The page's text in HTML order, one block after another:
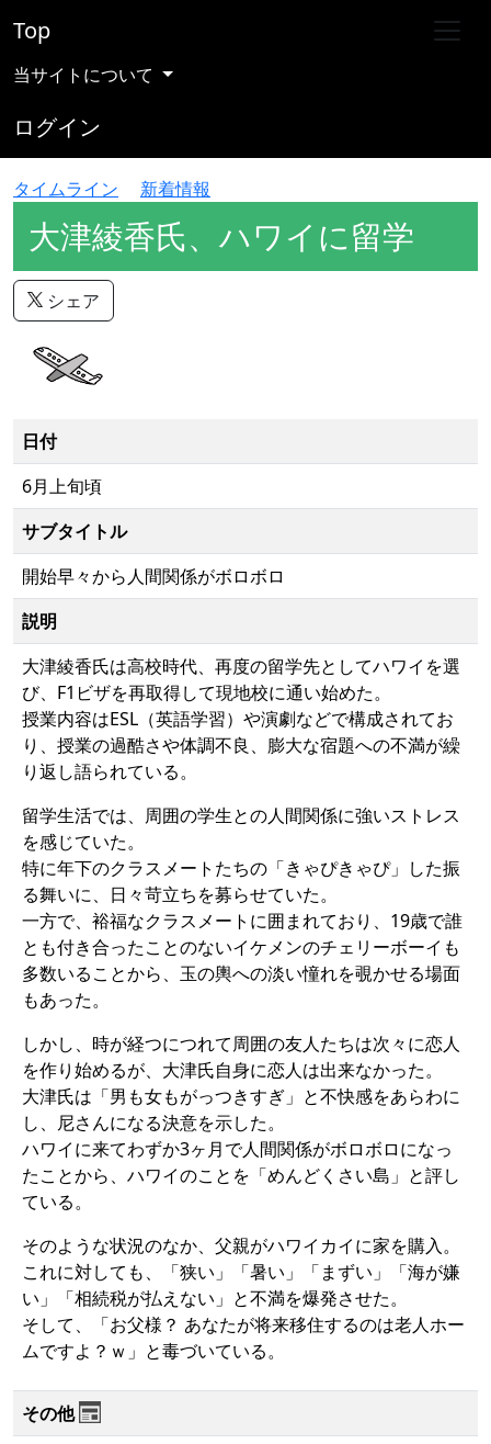
Top
当サイトについて
ログイン
タイムライン 新着情報
大津綾香氏、ハワイに留学
シェア
日付
6月上旬頃
サブタイトル
開始早々から人間関係がボロボロ
説明
大津綾香氏は高校時代、再度の留学先としてハワイを選
び、F1ビザを再取得して現地校に通い始めた。
授業内容はESL（英語学習）や演劇などで構成されてお
り、授業の過酷さや体調不良、膨大な宿題への不満が繰
り返し語られている。
留学生活では、周囲の学生との人間関係に強いストレス
を感じていた。
特に年下のクラスメートたちの「きゃぴきゃぴ」した振
る舞いに、日々苛立ちを募らせていた。
一方で、裕福なクラスメートに囲まれており、19歳で誰
とも付き合ったことのないイケメンのチェリーボーイも
多数いることから、玉の輿への淡い憧れを覗かせる場面
もあった。
しかし、時が経つにつれて周囲の友人たちは次々に恋人
を作り始めるが、大津氏自身に恋人は出来なかった。
大津氏は「男も女もがっつきすぎ」と不快感をあらわに
し、尼さんになる決意を示した。
ハワイに来てわずか3ヶ月で人間関係がボロボロになっ
たことから、ハワイのことを「めんどくさい島」と評し
ている。
そのような状況のなか、父親がハワイカイに家を購入。
これに対しても、「狭い」「暑い」「まずい」「海が嫌
い」「相続税が払えない」と不満を爆発させた。
そして、「お父様？ あなたが将来移住するのは老人ホー
ムですよ？ｗ」と毒づいている。
その他